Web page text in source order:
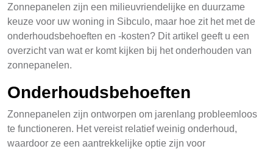
Zonnepanelen zijn een milieuvriendelijke en duurzame
keuze voor uw woning in Sibculo, maar hoe zit het met de
onderhoudsbehoeften en -kosten? Dit artikel geeft u een
overzicht van wat er komt kijken bij het onderhouden van
zonnepanelen.
Onderhoudsbehoeften
Zonnepanelen zijn ontworpen om jarenlang probleemloos
te functioneren. Het vereist relatief weinig onderhoud,
waardoor ze een aantrekkelijke optie zijn voor